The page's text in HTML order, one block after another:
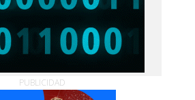
PUBLICIDAD